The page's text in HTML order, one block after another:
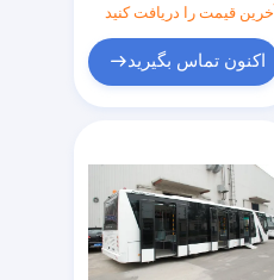
آخرین قیمت را دریافت کنید
اکنون تماس بگیرید